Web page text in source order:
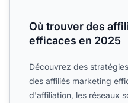
Où trouver des
efficaces en 2025
Découvrez des
des affiliés marketing
d'affiliation, les réseaux